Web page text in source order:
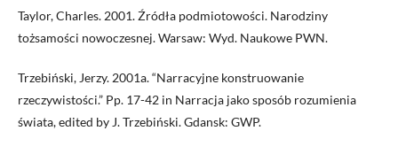
Taylor, Charles. 2001. Źródła podmiotowości. Narodziny
tożsamości nowoczesnej. Warsaw: Wyd. Naukowe PWN.
Trzebiński, Jerzy. 2001a. “Narracyjne konstruowanie
rzeczywistości.” Pp. 17-42 in Narracja jako sposób rozumienia
świata, edited by J. Trzebiński. Gdansk: GWP.